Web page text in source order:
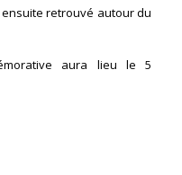
ensuite retrouvé autour du
aura lieu le 5